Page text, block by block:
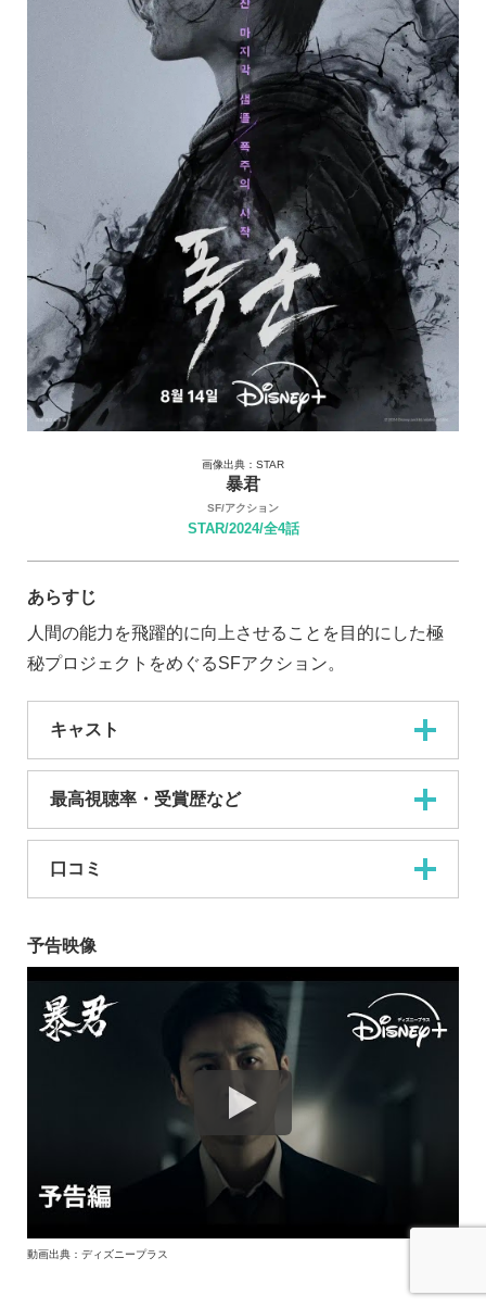
画像出典：STAR
暴君
SF/アクション
STAR/2024/全4話
あらすじ
人間の能力を飛躍的に向上させることを目的にした極
秘プロジェクトをめぐるSFアクション。
キャスト
最高視聴率・受賞歴など
口コミ
予告映像
動画出典：ディズニープラス